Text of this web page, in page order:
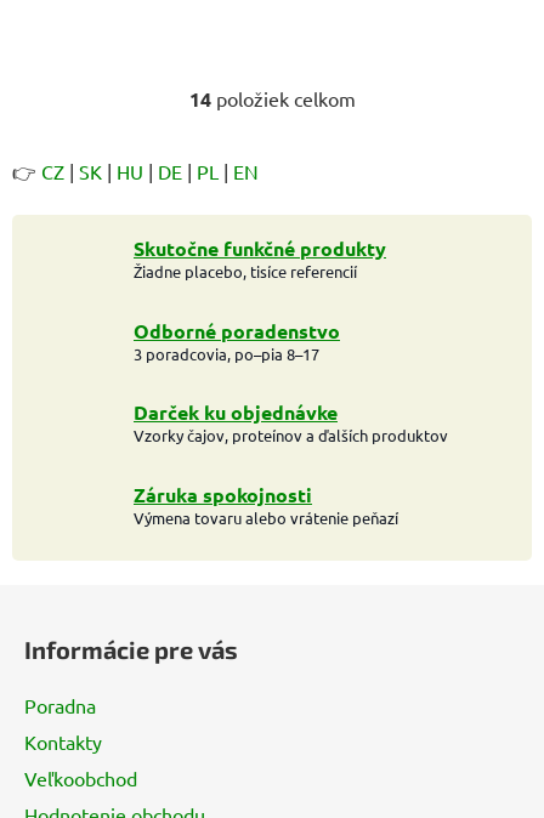
O
d
a
c
e
p
v
k
ý
i
14položiek celkom
👉 CZ | SK | HU | DE | PL | EN
Skutočne funkčné produkty
Žiadne placebo, tisíce referencií
Odborné poradenstvo
3 poradcovia, po–pia 8–17
Darček ku objednávke
Vzorky čajov, proteínov a ďalších produktov
Záruka spokojnosti
Výmena tovaru alebo vrátenie peňazí
Informácie pre vás
Poradna
Kontakty
Veľkoobchod